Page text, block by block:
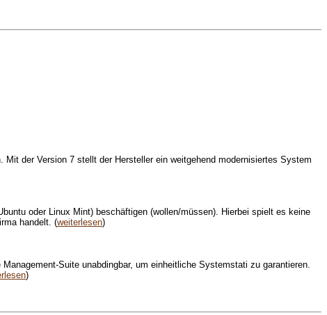
der Version 7 stellt der Hersteller ein weitgehend modernisiertes System
oder Linux Mint) beschäftigen (wollen/müssen). Hierbei spielt es keine
handelt. (weiterlesen)
Suite unabdingbar, um einheitliche Systemstati zu garantieren.
)